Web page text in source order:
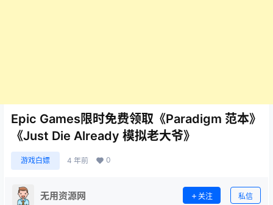
Epic Games限时免费领取《Paradigm 范本》
《Just Die Already 模拟老大爷》
游戏白嫖 4 年前 0
无用资源网 关注 私信